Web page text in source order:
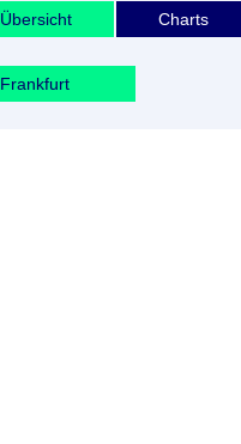
Übersicht Charts
Frankfurt